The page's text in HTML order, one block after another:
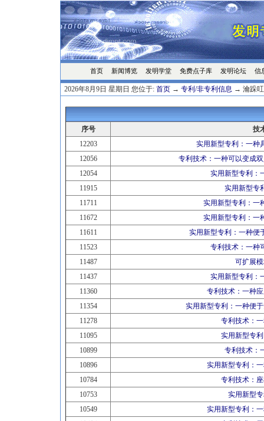
首页 新闻博览 发明学堂 免费点子库 发明论坛 信
2026年8月9日 星期日 您位于: 首页 → 专利/非专利信息 → 瀹跺
序号
技
12203
实用新型专利：一种
12056
专利技术：一种可以变成
12054
实用新型专利：
11915
实用新型专
11711
实用新型专利：一
11672
实用新型专利：一
11611
实用新型专利：一种便
11523
专利技术：一种
11487
可扩展
11437
实用新型专利：
11360
专利技术：一种
11354
实用新型专利：一种便
11278
专利技术：
11095
实用新型专
10899
专利技术：
10896
实用新型专利：
10784
专利技术：
10753
实用新型
10549
实用新型专利：